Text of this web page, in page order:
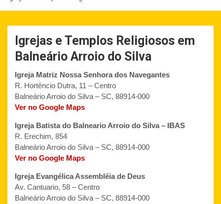
Igrejas e Templos Religiosos em
Balneário Arroio do Silva
Igreja Matriz Nossa Senhora dos Navegantes
R. Hortêncio Dutra, 11 – Centro
Balneário Arroio do Silva – SC, 88914-000
Ver no Google Maps
Igreja Batista do Balneario Arroio do Silva – IBAS
R. Erechim, 854
Balneário Arroio do Silva – SC, 88914-000
Ver no Google Maps
Igreja Evangélica Assembléia de Deus
Av. Cantuario, 58 – Centro
Balneário Arroio do Silva – SC, 88914-000